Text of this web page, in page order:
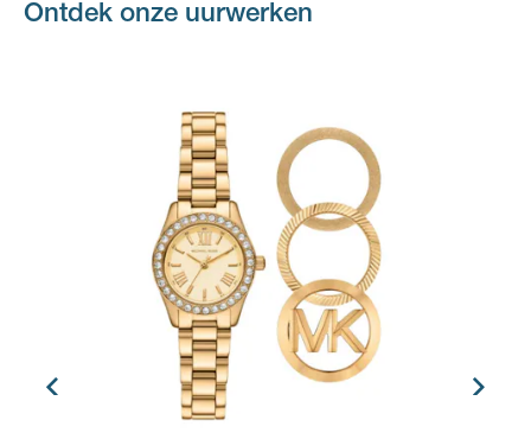
Ontdek onze uurwerken